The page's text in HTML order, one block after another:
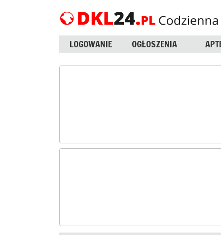
LOGOWANIE OGŁOSZENIA